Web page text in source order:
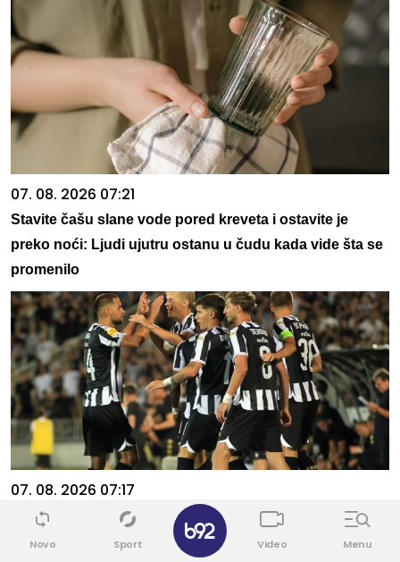
07. 08. 2026 07:21
Stavite čašu slane vode pored kreveta i ostavite je
preko noći: Ljudi ujutru ostanu u čudu kada vide šta se
promenilo
07. 08. 2026 07:17
Kasa se puni: Evo koliko je Partizan zaradio
Novo Sport Video Menu
✕